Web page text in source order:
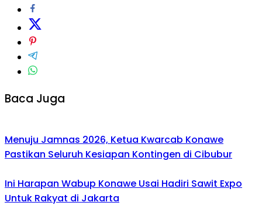
Baca Juga
Menuju Jamnas 2026, Ketua Kwarcab Konawe
Pastikan Seluruh Kesiapan Kontingen di Cibubur
Ini Harapan Wabup Konawe Usai Hadiri Sawit Expo
Untuk Rakyat di Jakarta